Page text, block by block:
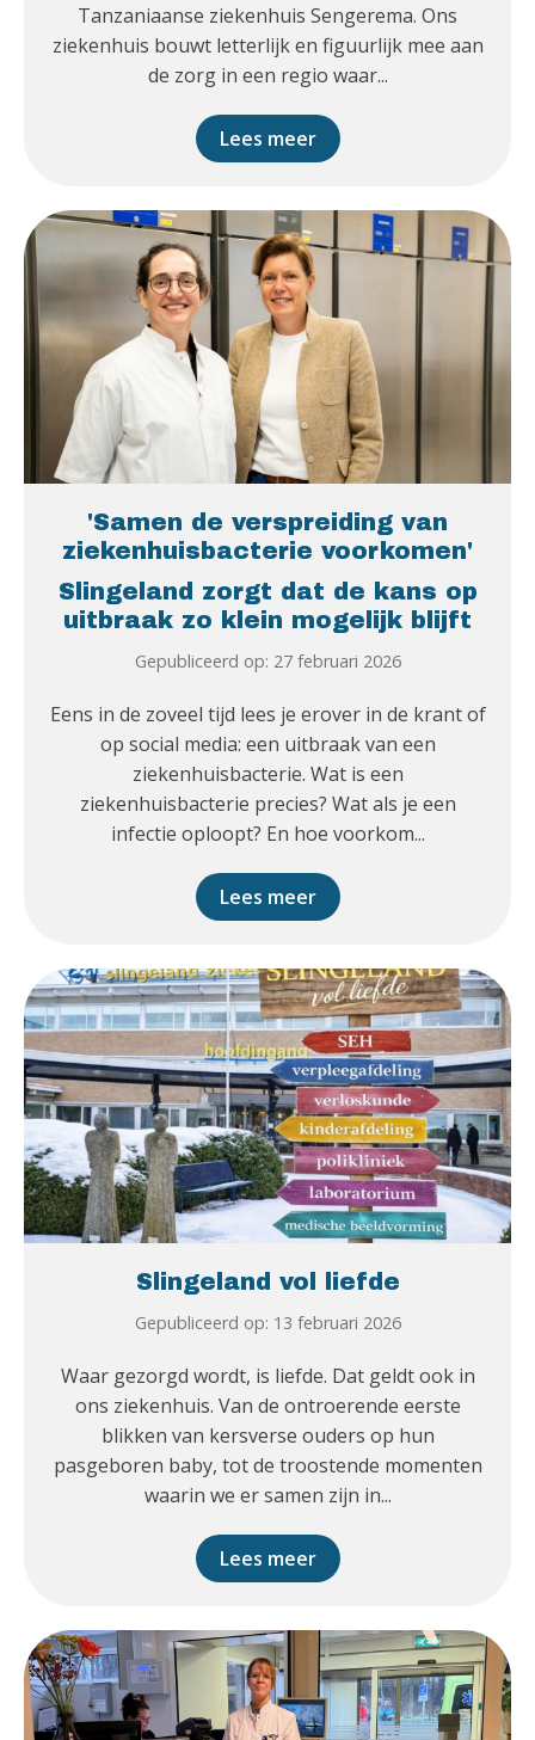
Tanzaniaanse ziekenhuis Sengerema. Ons
ziekenhuis bouwt letterlijk en figuurlijk mee aan
de zorg in een regio waar...
Lees meer
'Samen de verspreiding van
ziekenhuisbacterie voorkomen'
Slingeland zorgt dat de kans op
uitbraak zo klein mogelijk blijft
Gepubliceerd op: 27 februari 2026
Eens in de zoveel tijd lees je erover in de krant of
op social media: een uitbraak van een
ziekenhuisbacterie. Wat is een
ziekenhuisbacterie precies? Wat als je een
infectie oploopt? En hoe voorkom...
Lees meer
Slingeland vol liefde
Gepubliceerd op: 13 februari 2026
Waar gezorgd wordt, is liefde. Dat geldt ook in
ons ziekenhuis. Van de ontroerende eerste
blikken van kersverse ouders op hun
pasgeboren baby, tot de troostende momenten
waarin we er samen zijn in...
Lees meer